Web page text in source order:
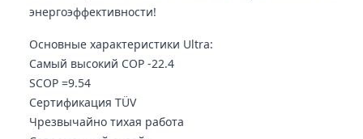
энергоэффективности!
Основные характеристики Ultra:
Самый высокий COP -22.4
SCOP =9.54
Сертификация TÜV
Чрезвычайно тихая работа